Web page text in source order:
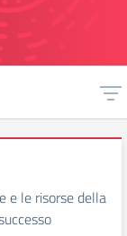
e le risorse della